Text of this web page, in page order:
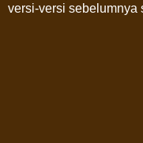
versi-versi sebelumnya